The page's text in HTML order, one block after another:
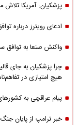
پزشکیان: آمریکا تلاش
ادعای رویترز درباره
واکنش صنعا به توافق
چرا پزشکیان به جای
هیچ امتیازی در
پیام عراقچی به
خبر ترامپ از پایان